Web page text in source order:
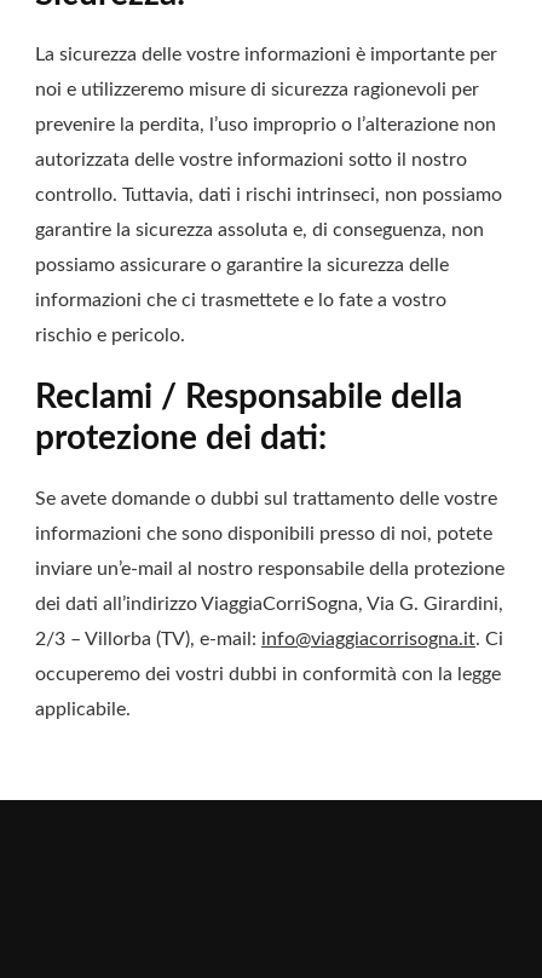
La sicurezza delle vostre informazioni è importante per
noi e utilizzeremo misure di sicurezza ragionevoli per
prevenire la perdita, l’uso improprio o l’alterazione non
autorizzata delle vostre informazioni sotto il nostro
controllo. Tuttavia, dati i rischi intrinseci, non possiamo
garantire la sicurezza assoluta e, di conseguenza, non
possiamo assicurare o garantire la sicurezza delle
informazioni che ci trasmettete e lo fate a vostro
rischio e pericolo.
Reclami / Responsabile della
protezione dei dati:
Se avete domande o dubbi sul trattamento delle vostre
informazioni che sono disponibili presso di noi, potete
inviare un’e-mail al nostro responsabile della protezione
dei dati all’indirizzo ViaggiaCorriSogna, Via G. Girardini,
2/3 – Villorba (TV), e-mail: info@viaggiacorrisogna.it. Ci
occuperemo dei vostri dubbi in conformità con la legge
applicabile.